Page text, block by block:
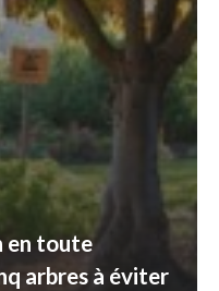
en toute
arbres à éviter